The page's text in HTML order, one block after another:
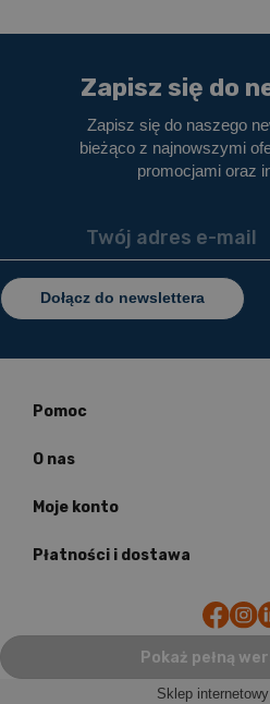
Zapisz się do
Zapisz się do naszego
bieżąco z najnowszymi
promocjami oraz
Dołącz do newslettera
Pomoc
O nas
Moje konto
Płatności i dostawa
Pokaż pełną
Sklep internetowy